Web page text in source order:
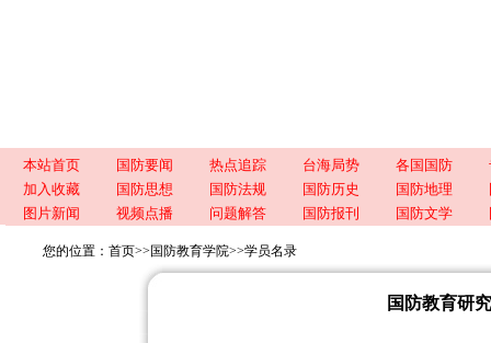
本站首页 国防要闻 热点追踪 台海局势 各国国防
加入收藏
国防思想 国防法规 国防历史 国防地理
图片新闻
视频点播 问题解答 国防报刊 国防文学
您的位置： 首页>> 国防教育学院>>学员名录
国防教育研